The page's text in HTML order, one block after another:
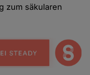
zum säkularen